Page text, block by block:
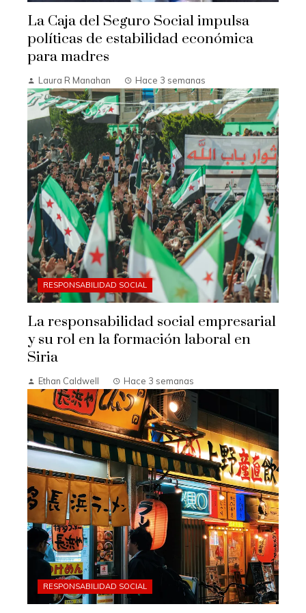
La Caja del Seguro Social impulsa
políticas de estabilidad económica
para madres
Laura R Manahan Hace 3 semanas
RESPONSABILIDAD SOCIAL
La responsabilidad social empresarial
y su rol en la formación laboral en
Siria
Ethan Caldwell Hace 3 semanas
RESPONSABILIDAD SOCIAL